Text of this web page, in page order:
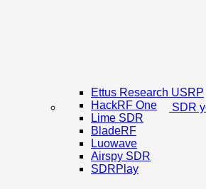
SDR
Ettus Research USRP
HackRF One
Lime SDR
BladeRF
Luowave
Airspy SDR
SDRPlay